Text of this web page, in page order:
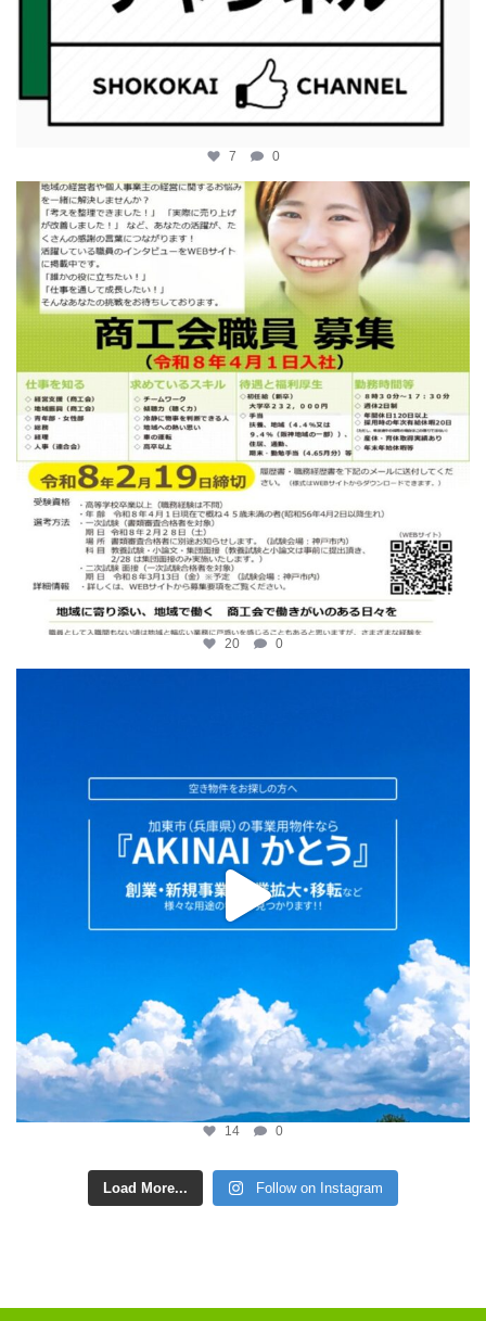
7 0
katosci
2月 12
20 0
14 0
Load More... Follow on Instagram